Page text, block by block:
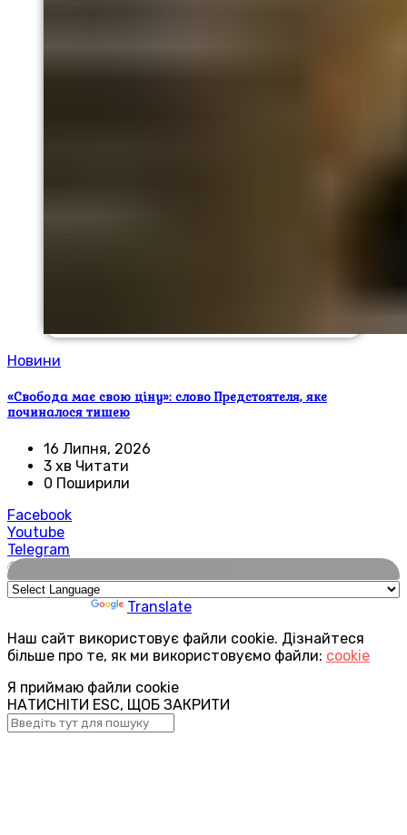
Новини
«Свобода має свою ціну»: слово Предстоятеля, яке
починалося тишею
16 Липня, 2026
3 хв Читати
0 Поширили
Facebook
Youtube
Telegram
🌍
Translate
Наш сайт використовує файли cookie. Дізнайтеся
більше про те, як ми використовуємо файли: cookie
Я приймаю файли cookie
НАТИСНІТИ ESC, ЩОБ ЗАКРИТИ